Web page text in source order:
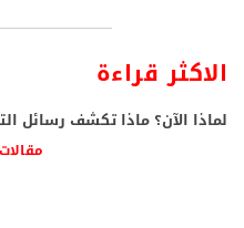
الاكثر قراءة
لماذا الآن؟ ماذا تكشف رسائل
مقالات